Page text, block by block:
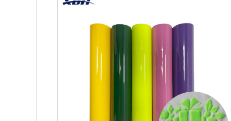
Rollos de película de poliuretano 3D UV